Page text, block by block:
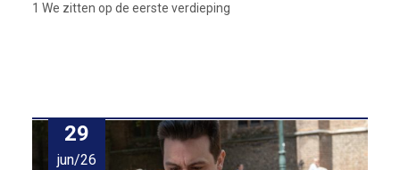
1 We zitten op de eerste verdieping
29
jun/26